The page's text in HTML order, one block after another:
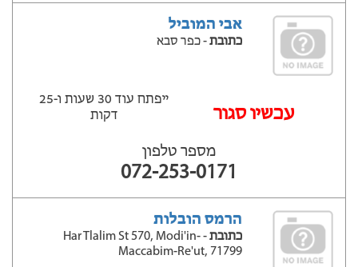
אבי המוביל
כתובת- כפר סבא
עכשיו סגור
ייפתח עוד 30 שעות ‫ו-25
דקות
מספר טלפון
072-253-0171
הרמס הובלות
כתובת
- Har Tlalim St 570, Modi'in-
Maccabim-Re'ut, 71799